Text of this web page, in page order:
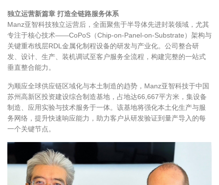
独立运营新篇章 打造全链路服务体系
Manz亚智科技独立运营后，全面聚焦于半导体先进封装领域，尤其
专注于核心技术——CoPoS（Chip-on-Panel-on-Substrate）架构与
关键重布线层RDL金属化制程设备的研发与产业化。公司整合研
发、设计、生产、装机调试至客户服务全流程，构建完整的一站式
垂直整合能力。
为顺应全球供应链区域化与本土制造的趋势，Manz亚智科技于中国
苏州高新区投资建设综合制造基地，占地达66,667平方米，集设备
制造、应用实验与技术服务于一体。该基地将强化本土化生产与服
务网络，提升快速响应能力，助力客户从研发验证到量产导入的每
一个关键节点。